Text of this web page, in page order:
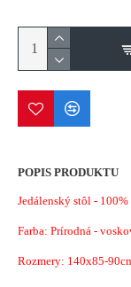
POPIS PRODUKTU
Jedálenský stôl -
Farba: Prírodná -
Rozmery: 140x85-